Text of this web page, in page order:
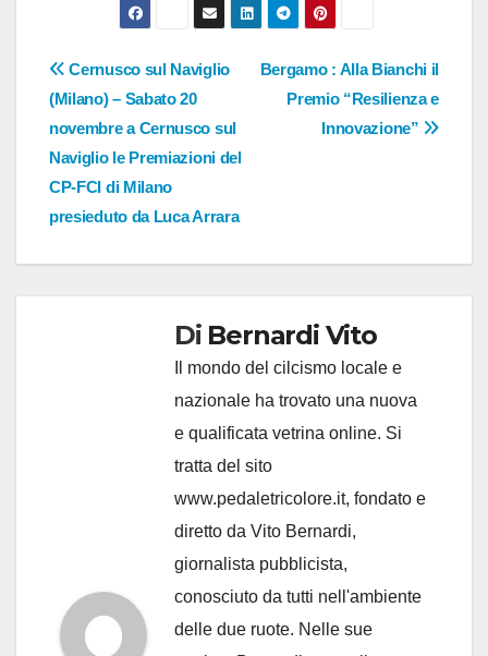
Navigazione
articoli
Bergamo : Alla Bianchi il
Premio “Resilienza e
Innovazione”
Cernusco sul Naviglio
(Milano) – Sabato 20
novembre a Cernusco sul
Naviglio le Premiazioni del
CP-FCI di Milano
presieduto da Luca Arrara
Di Bernardi Vito
Il mondo del cilcismo locale e
nazionale ha trovato una nuova
e qualificata vetrina online. Si
tratta del sito
www.pedaletricolore.it, fondato e
diretto da Vito Bernardi,
giornalista pubblicista,
conosciuto da tutti nell'ambiente
delle due ruote. Nelle sue